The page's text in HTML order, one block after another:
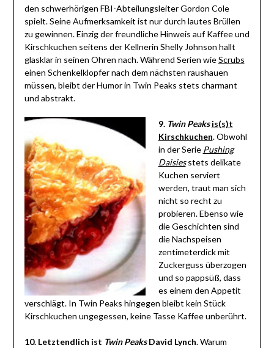
den schwerhörigen FBI-Abteilungsleiter Gordon Cole
spielt. Seine Aufmerksamkeit ist nur durch lautes Brüllen
zu gewinnen. Einzig der freundliche Hinweis auf Kaffee und
Kirschkuchen seitens der Kellnerin Shelly Johnson hallt
glasklar in seinen Ohren nach. Während Serien wieScrubs
einen Schenkelklopfer nach dem nächsten raushauen
müssen, bleibt der Humor in Twin Peaks stets charmant
und abstrakt.
9. Twin Peaks is(s)t
Kirschkuchen. Obwohl
in der Serie Pushing
Daisiesstets delikate
Kuchen serviert
werden, traut man sich
nicht so recht zu
probieren. Ebenso wie
die Geschichten sind
die Nachspeisen
zentimeterdick mit
Zuckerguss überzogen
und so pappsüß, dass
es einem den Appetit
verschlägt. In Twin Peaks hingegen bleibt kein Stück
Kirschkuchen ungegessen, keine Tasse Kaffee unberührt.
10. Letztendlich ist Twin PeaksDavid Lynch. Warum